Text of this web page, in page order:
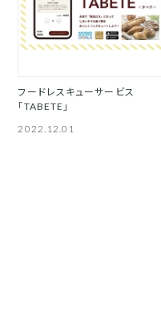
フードレスキューサービス
「TABETE」
2022.12.01